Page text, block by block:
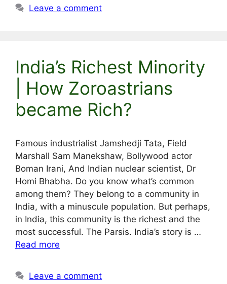
Leave a comment
India’s Richest Minority
| How Zoroastrians
became Rich?
Famous industrialist Jamshedji Tata, Field
Marshall Sam Manekshaw, Bollywood actor
Boman Irani, And Indian nuclear scientist, Dr
Homi Bhabha. Do you know what’s common
among them? They belong to a community in
India, with a minuscule population. But perhaps,
in India, this community is the richest and the
most successful. The Parsis. India’s story is …
Read more
Leave a comment